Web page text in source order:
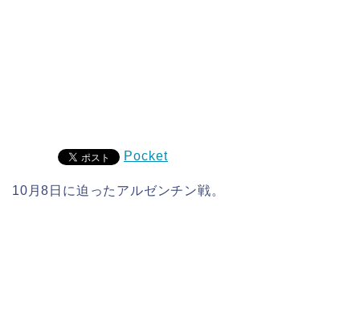
Pocket
10月8日に迫ったアルゼンチン戦。